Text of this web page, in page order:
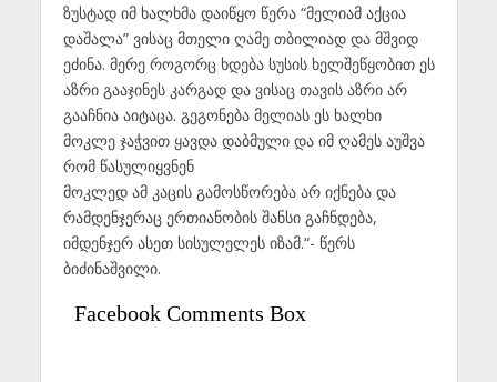
ზუსტად იმ ხალხმა დაიწყო წერა “მელიამ აქცია
დაშალა” ვისაც მთელი ღამე თბილიად და მშვიდ
ეძინა. მერე როგორც ხდება სუსის ხელშეწყობით ეს
აზრი გააჯინეს კარგად და ვისაც თავის აზრი არ
გააჩნია აიტაცა. გეგონება მელიას ეს ხალხი
მოკლე ჯაჭვით ყავდა დაბმული და იმ ღამეს აუშვა
რომ წასულიყვნენ
მოკლედ ამ კაცის გამოსწორება არ იქნება და
რამდენჯერაც ერთიანობის შანსი გაჩნდება,
იმდენჯერ ასეთ სისულელეს იზამ.“- წერს
ბიძინაშვილი.
Facebook Comments Box